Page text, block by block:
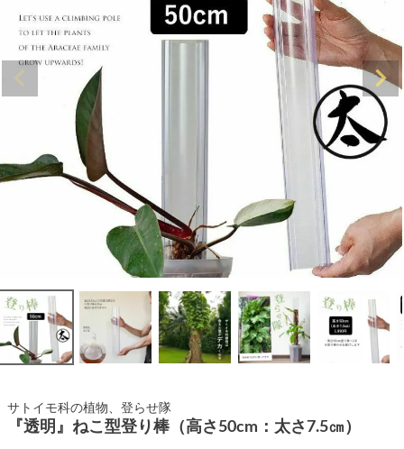
サトイモ科の植物、登らせ隊
『透明』ねこ型登り棒（高さ50cm：太さ7.5㎝）